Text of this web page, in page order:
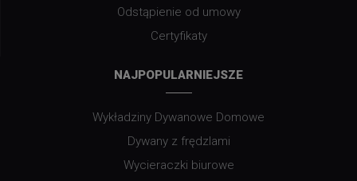
Odstąpienie od umowy
Certyfikaty
NAJPOPULARNIEJSZE
Wykładziny Dywanowe Domowe
Dywany z frędzlami
Wycieraczki biurowe